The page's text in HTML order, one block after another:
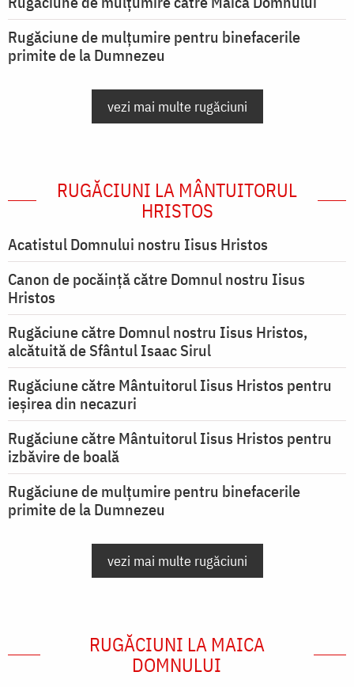
Rugăciune de mulțumire pentru binefacerile
primite de la Dumnezeu
vezi mai multe rugăciuni
RUGĂCIUNI LA MÂNTUITORUL
HRISTOS
Acatistul Domnului nostru Iisus Hristos
Canon de pocăință către Domnul nostru Iisus
Hristos
Rugăciune către Domnul nostru Iisus Hristos,
alcătuită de Sfântul Isaac Sirul
Rugăciune către Mântuitorul Iisus Hristos pentru
ieşirea din necazuri
Rugăciune către Mântuitorul Iisus Hristos pentru
izbăvire de boală
Rugăciune de mulțumire pentru binefacerile
primite de la Dumnezeu
vezi mai multe rugăciuni
RUGĂCIUNI LA MAICA
DOMNULUI